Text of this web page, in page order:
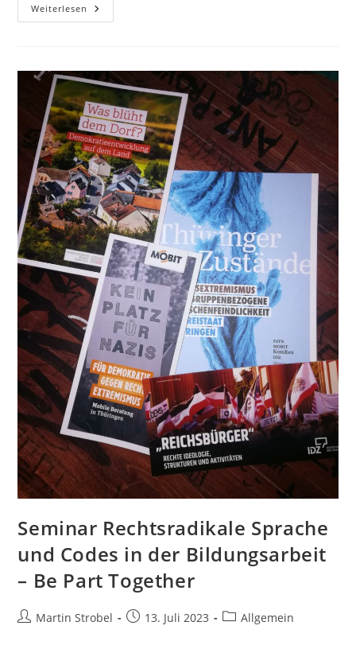
Weiterlesen „Zukunft
Is(s)t
Der
Saxony
International
School
In
Niederwürschnitz
Seminar Rechtsradikale Sprache
und Codes in der Bildungsarbeit
– Be Part Together
Beitrags-
Martin Strobel
Beitrag13. Juli 2023
Beitrags-
Allgemein